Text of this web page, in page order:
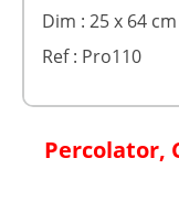
Dim : 25 x 64 cm
Ref : Pro110
Percolator,